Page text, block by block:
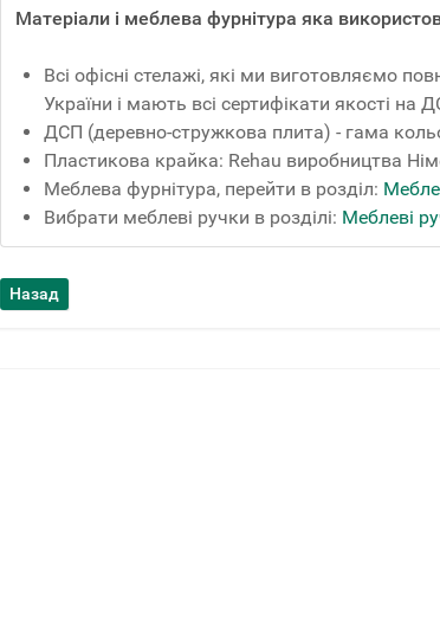
Матеріали і меблева фурнітура яка
Всі офісні стелажі, які ми виготовляємо
України і мають всі сертифікати якості на
ДСП (деревно-стружкова плита) - гама
Пластикова крайка: Rehau виробництва
Меблева фурнітура, перейти в розділ:
Вибрати меблеві ручки в розділі: Меблеві